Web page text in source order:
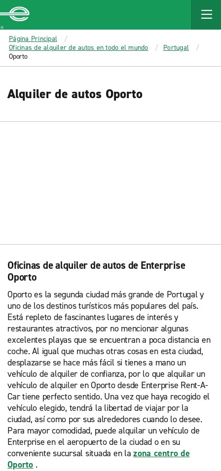
MAIN
CONTENT
Enterprise
Página Principal
Oficinas de alquiler de autos en todo el mundo
Portugal
Oporto
Alquiler de autos Oporto
Oficinas de alquiler de autos de Enterprise
Oporto
Oporto es la segunda ciudad más grande de Portugal y
uno de los destinos turísticos más populares del país.
Está repleto de fascinantes lugares de interés y
restaurantes atractivos, por no mencionar algunas
excelentes playas que se encuentran a poca distancia en
coche. Al igual que muchas otras cosas en esta ciudad,
desplazarse se hace más fácil si tienes a mano un
vehículo de alquiler de confianza, por lo que alquilar un
vehículo de alquiler en Oporto desde Enterprise Rent-A-
Car tiene perfecto sentido. Una vez que haya recogido el
vehículo elegido, tendrá la libertad de viajar por la
ciudad, así como por sus alrededores cuando lo desee.
Para mayor comodidad, puede alquilar un vehículo de
Enterprise en el aeropuerto de la ciudad o en su
conveniente sucursal situada en lazona centro de
Oporto .